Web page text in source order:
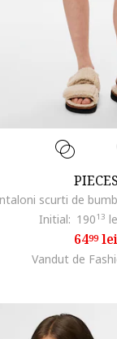
PIECES
Initial: 19013
6499lei
Vandut de